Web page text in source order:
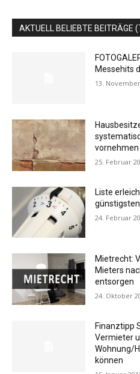
AKTUELL BELIEBTE BEITRÄGE
Messehits
13.
vornehmen
25. Februar
Liste
24. Februar
Mietrecht:
Mieters
entsorgen
24. Oktober
Finanztipp
Vermieter
Wohnung/
können